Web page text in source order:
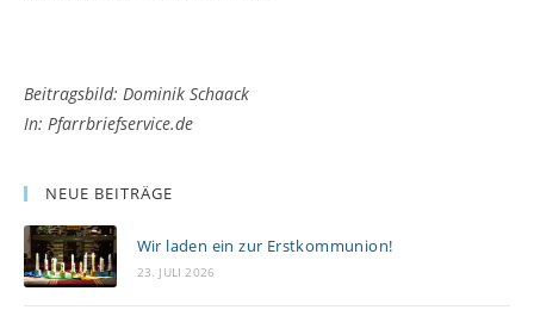
Beitragsbild: Dominik Schaack
In: Pfarrbriefservice.de
NEUE BEITRÄGE
Wir laden ein zur Erstkommunion!
23. JULI 2026